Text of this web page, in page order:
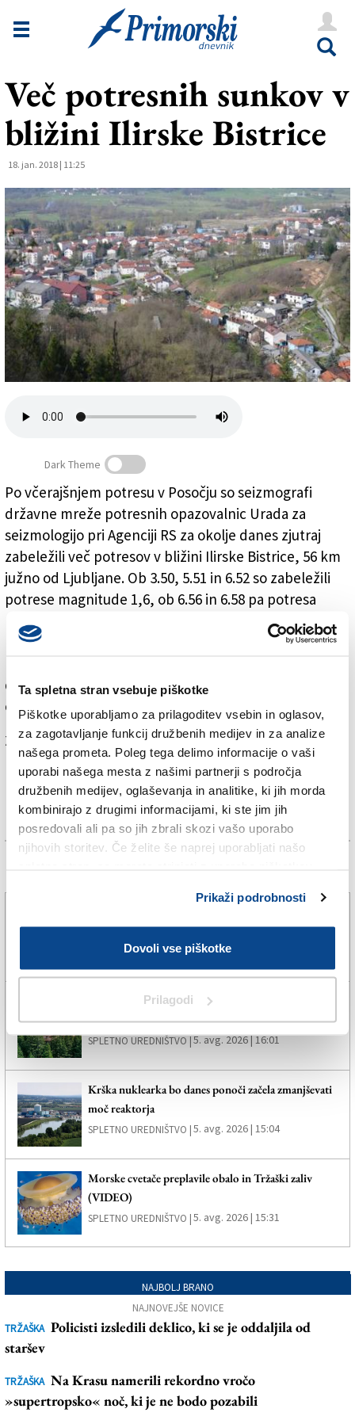
Ta spletna stran vsebuje piškotke
Piškotke uporabljamo za prilagoditev vsebin in oglasov,
za zagotavljanje funkcij družbenih medijev in za analize
našega prometa. Poleg tega delimo informacije o vaši
uporabi našega mesta z našimi partnerji s področja
družbenih medijev, oglaševanja in analitike, ki jih morda
kombinirajo z drugimi informacijami, ki ste jim jih
posredovali ali pa so jih zbrali skozi vašo uporabo
njihovih storitev. Če želite še naprej uporabljati našo
Prikaži podrobnosti
Dovoli vse piškotke
Prilagodi
Novice
Goriška
Kultura
Še
Vreme
V Kioskih
Uredništvo
Oglasi
Založnik
Več potresnih sunkov v
bližini Ilirske Bistrice
18. jan. 2018 | 11:25
Več potresnih sunkov v bližini Ilirske Bistrice
Dark Theme
Po včerajšnjem potresu v Posočju so seizmografi
državne mreže potresnih opazovalnic Urada za
seizmologijo pri Agenciji RS za okolje danes zjutraj
zabeležili več potresov v bližini Ilirske Bistrice, 56 km
južno od Ljubljane. Ob 3.50, 5.51 in 6.52 so zabeležili
potrese magnitude 1,6, ob 6.56 in 6.58 pa potresa
magnitude 1,7.
Po prvih podatkih so potres čutili posamezni
da učinki potresov niso presegli III. stopnje po
evropski potresni lestvici (EMS-98).
Za branje in pisanje komentarjevje potrebna prijava
delno in prehodno
DARKO BRADASSI |5. avg. 2026 | 16:33
Tropske noči namerili v več krajih nad 1000 metrov
nadmorske višine
SPLETNO UREDNIŠTVO |5. avg. 2026 | 16:01
Krška nuklearka bo danes ponoči začela zmanjševati
moč reaktorja
SPLETNO UREDNIŠTVO |5. avg. 2026 | 15:04
Morske cvetače preplavile obalo in Tržaški zaliv
(VIDEO)
SPLETNO UREDNIŠTVO |5. avg. 2026 | 15:31
NAJBOLJ BRANO
NAJNOVEJŠE NOVICE
TRŽAŠKA Policisti izsledili deklico, ki se je oddaljila od
staršev
TRŽAŠKA Na Krasu namerili rekordno vročo
»supertropsko« noč, ki je ne bodo pozabili